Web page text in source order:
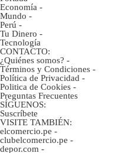
Economía -
Mundo -
Perú -
Tu Dinero -
Tecnología
CONTACTO:
¿Quiénes somos? -
Términos y Condiciones -
Política de Privacidad -
Politica de Cookies -
Preguntas Frecuentes
SÍGUENOS:
Suscríbete
VISITE TAMBIÉN:
elcomercio.pe -
clubelcomercio.pe -
depor.com -